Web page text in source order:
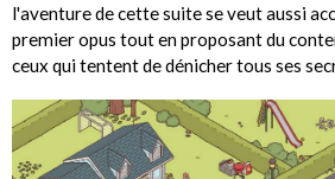
l'aventure de cette suite se veut aussi
premier opus tout en proposant du
ceux qui tentent de dénicher tous ses